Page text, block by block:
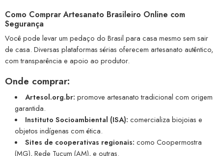
Como Comprar Artesanato Brasileiro Online com
Segurança
Você pode levar um pedaço do Brasil para casa mesmo sem sair
de casa. Diversas plataformas sérias oferecem artesanato autêntico,
com transparência e apoio ao produtor.
Onde comprar:
Artesol.org.br: promove artesanato tradicional com origem
garantida.
Instituto Socioambiental (ISA): comercializa biojoias e
objetos indígenas com ética.
Sites de cooperativas regionais: como Coopermostra
(MG), Rede Tucum (AM), e outras.